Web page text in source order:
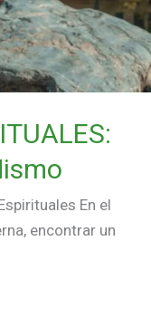
En el
encontrar un